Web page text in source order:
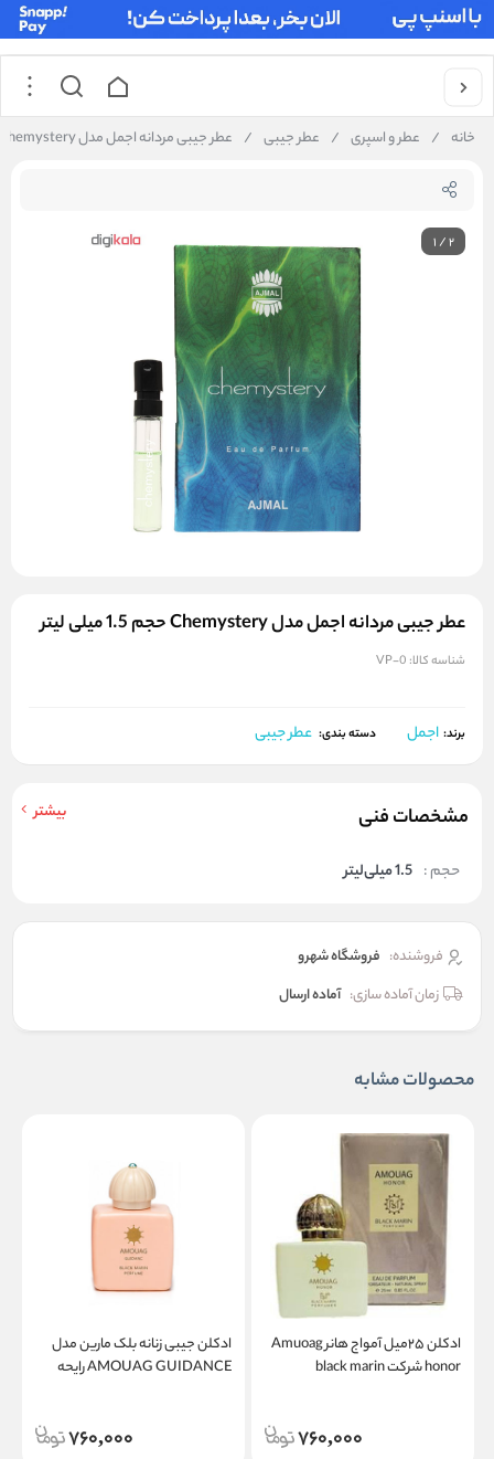
خانه / عطر و اسپری / عطر جیبی / عطر جیبی مردانه اجمل مدل Chemystery حجم 1.5 میلی لیتر
1/2
عطر جیبی مردانه اجمل مدل Chemystery حجم 1.5 میلی لیتر
شناسه کالا: VP-0
برند: اجمل دسته بندی: عطر جیبی
مشخصات فنی بیشتر
حجم : 1.5 میلی‌لیتر
فروشنده: فروشگاه شهرو
زمان آماده سازی: آماده ارسال
محصولات مشابه
ادکلن ۲۵میل آمواج هانر Amuoag
honor شرکت black marin
760,000
ادکلن جیبی زنانه بلک مارین مدل
AMOUAG GUIDANCE رایحه
760,000